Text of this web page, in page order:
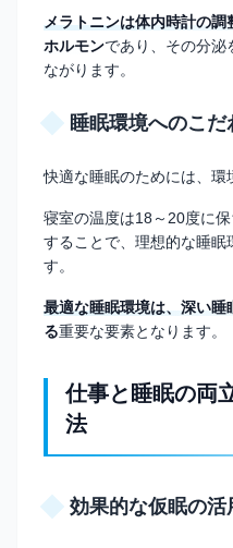
メラトニンは体内時計の
ホルモンであり、その分泌
ながります。
睡眠環境へのこだ
快適な睡眠のためには、環
寝室の温度は18～20度に
することで、理想的な睡眠
す。
最適な睡眠環境は、深い
る重要な要素となります。
仕事と睡眠の両
法
効果的な仮眠の活